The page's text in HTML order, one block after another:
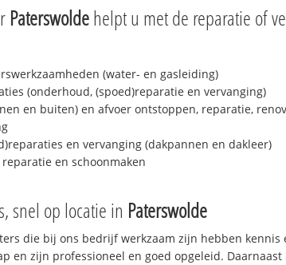
Paterswoldehelpt u met de reparatie of
(water- en gasleiding)
(onderhoud, (spoed)reparatie en vervanging)
en buiten) en afvoer ontstoppen, reparatie,
en vervanging (dakpannen en dakleer)
reparatie en schoonmaken
snel op locatie in Paterswolde
die bij ons bedrijf werkzaam zijn hebben kennis
en zijn professioneel en goed opgeleid. Daarnaast